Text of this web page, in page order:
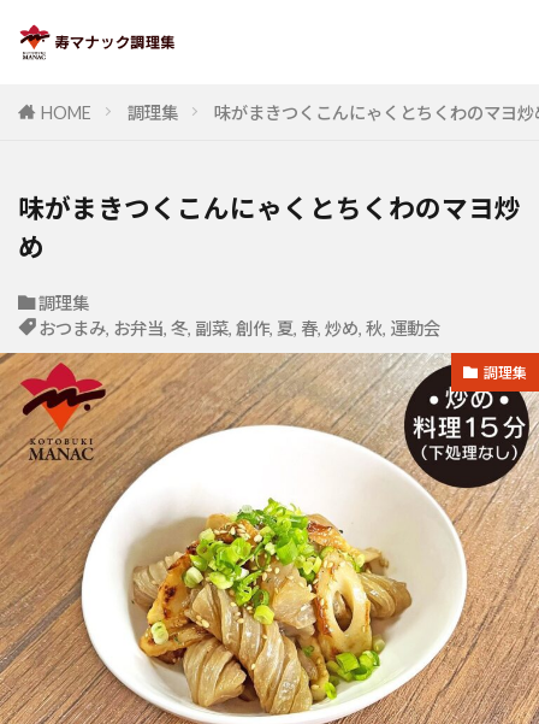
HOME 調理集 味がまきつくこんにゃくとちくわのマヨ炒
味がまきつくこんにゃくとちくわのマヨ炒
め
調理集
おつまみ, お弁当, 冬, 副菜, 創作, 夏, 春, 炒め, 秋, 運動会
調理集